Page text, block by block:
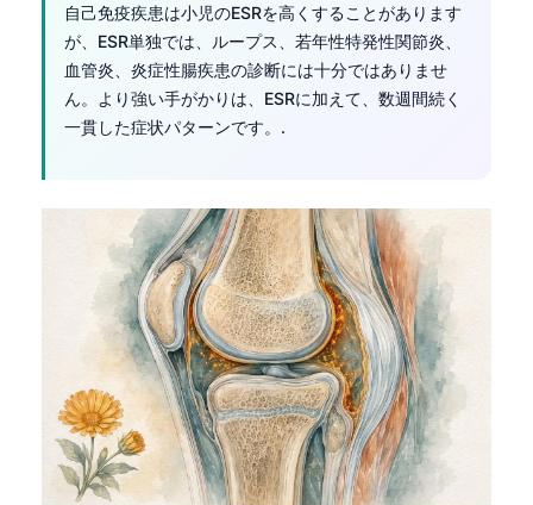
自己免疫疾患は小児のESRを高くすることがあります
が、ESR単独では、ループス、若年性特発性関節炎、
血管炎、炎症性腸疾患の診断には十分ではありませ
ん。より強い手がかりは、ESRに加えて、数週間続く
一貫した症状パターンです。.